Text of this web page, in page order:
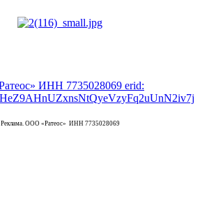
Реклама. ООО «Ратеос» ИНН 7735028069